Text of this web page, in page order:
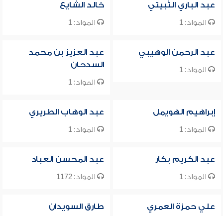
عبد الباري الثبيتي
المواد: 1
خالد الشايع
المواد: 1
عبد الرحمن الوهيبي
المواد: 1
عبد العزيز بن محمد
السدحان
المواد: 1
إبراهيم الهويمل
المواد: 1
عبد الوهاب الطريري
المواد: 1
عبد الكريم بكار
المواد: 1
عبد المحسن العباد
المواد: 1172
علي حمزة العمري طارق السويدان